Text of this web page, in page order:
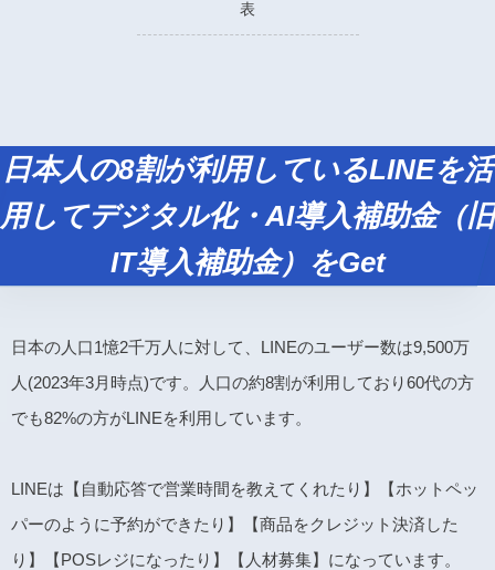
表
日本人の8割が利用しているLINEを活
用してデジタル化・AI導入補助金（旧
IT導入補助金）をGet
日本の人口1憶2千万人に対して、LINEのユーザー数は9,500万
人(2023年3月時点)です。人口の約8割が利用しており60代の方
でも82%の方がLINEを利用しています。
LINEは【自動応答で営業時間を教えてくれたり】【ホットペッ
パーのように予約ができたり】【商品をクレジット決済した
り】【POSレジになったり】【人材募集】になっています。